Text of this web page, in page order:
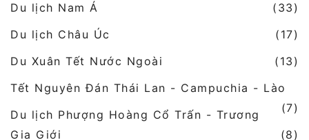
Du lịch Nam Á
(33)
Du lịch Châu Úc
(17)
Du Xuân Tết Nước Ngoài
(13)
Tết Nguyên Đán Thái Lan - Campuchia - Lào
(7)
Du lịch Phượng Hoàng Cổ Trấn - Trương
Gia Giới
(8)